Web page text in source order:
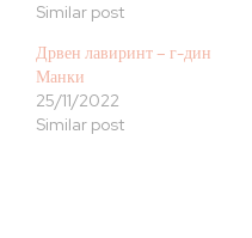
Similar post
Дрвен лавиринт – г-дин
Манки
25/11/2022
Similar post